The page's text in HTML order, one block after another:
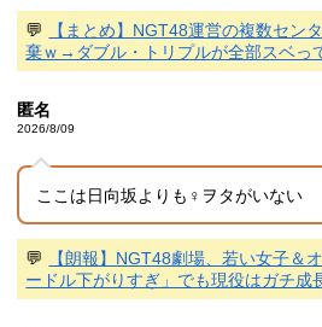
💬
【まとめ】NGT48運営の複数セン
棄ｗ→ダブル・トリプルが全部スベっ
匿名
2026/8/09
ここは日向坂よりも♀ヲタがいない
💬
【朗報】NGT48劇場、若い女子＆
ードル下がりすぎ」でも現役はガチ成